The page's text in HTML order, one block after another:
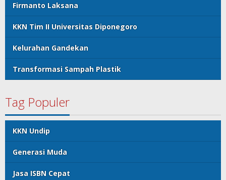
Firmanto Laksana
KKN Tim II Universitas Diponegoro
Kelurahan Gandekan
Transformasi Sampah Plastik
Tag Populer
KKN Undip
Generasi Muda
Jasa ISBN Cepat